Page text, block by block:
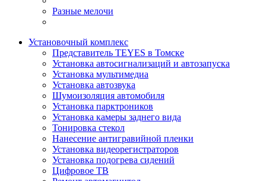
Разные мелочи
Установочный комплекс
Представитель TEYES в Томске
Установка автосигнализаций и автозапуска
Установка мультимедиа
Установка автозвука
Шумоизоляция автомобиля
Установка парктроников
Установка камеры заднего вида
Тонировка стекол
Нанесение антигравийной пленки
Установка видеорегистраторов
Установка подогрева сидений
Цифровое ТВ